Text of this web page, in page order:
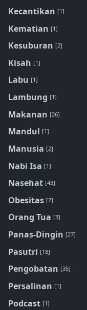
Kecantikan [1]
Kematian [1]
Kesuburan [2]
Kisah [1]
Labu [1]
Lambung [1]
Makanan [26]
Mandul [1]
Manusia [2]
Nabi Isa [1]
Nasehat [43]
Obesitas [2]
Orang Tua [3]
Panas-Dingin [27]
Pasutri [18]
Pengobatan [35]
Persalinan [1]
Podcast [1]